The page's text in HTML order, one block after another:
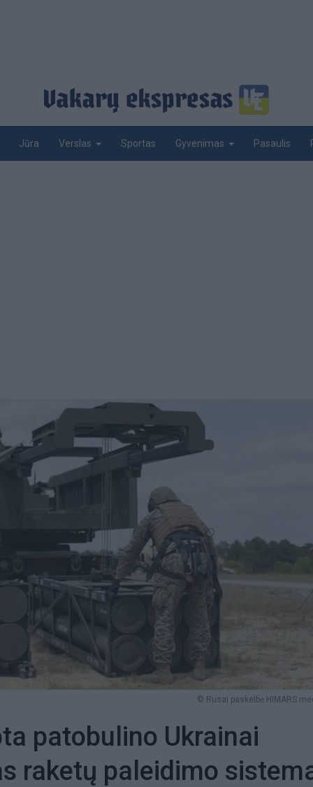
Jūra Verslas Sportas Gyvenimas Pasaulis
© Rusai paskelbė HIMARS
patobulino Ukrainai
raketų paleidimo